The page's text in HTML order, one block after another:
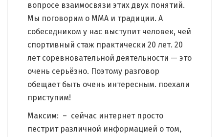
вопросе взаимосвязи этих двух понятий.
Мы поговорим о MMA и традиции. А
собеседником у нас выступит человек, чей
спортивный стаж практически 20 лет. 20
лет соревновательной деятельности — это
очень серьёзно. Поэтому разговор
обещает быть очень интересным. поехали
приступим!
Максим: – сейчас интернет просто
пестрит различной информацией о том,